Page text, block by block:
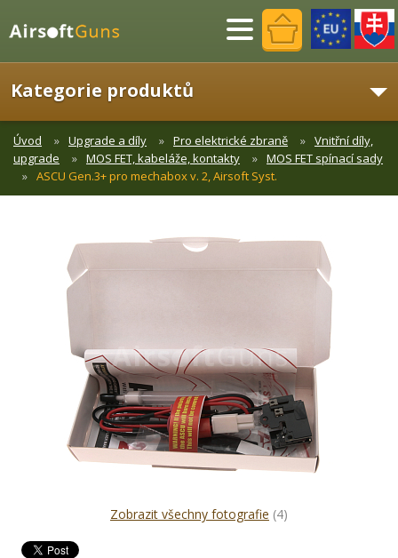
Menu
Kategorie produktů
Úvod Upgrade a díly Pro elektrické zbraně
Vnitřní díly,
upgrade
MOS FET, kabeláže, kontakty
MOS FET spínací sady
ASCU Gen.3+ pro mechabox v. 2, Airsoft Syst.
Zobrazit všechny fotografie (4)